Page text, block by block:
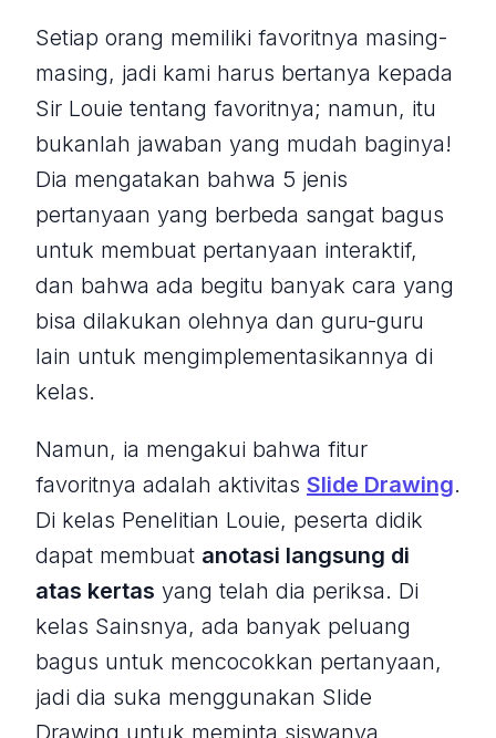
Setiap orang memiliki favoritnya masing-
masing, jadi kami harus bertanya kepada
Sir Louie tentang favoritnya; namun, itu
bukanlah jawaban yang mudah baginya!
Dia mengatakan bahwa 5 jenis
pertanyaan yang berbeda sangat bagus
untuk membuat pertanyaan interaktif,
dan bahwa ada begitu banyak cara yang
bisa dilakukan olehnya dan guru-guru
lain untuk mengimplementasikannya di
kelas.
Namun, ia mengakui bahwa fitur
favoritnya adalah aktivitas Slide Drawing.
Di kelas Penelitian Louie, peserta didik
dapat membuat anotasi langsung di
atas kertas yang telah dia periksa. Di
kelas Sainsnya, ada banyak peluang
bagus untuk mencocokkan pertanyaan,
jadi dia suka menggunakan Slide
Drawing untuk meminta siswanya